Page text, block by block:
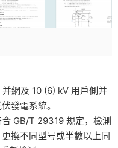
網及 10 (6) kV 用戶側并
發電系統。
GB/T 29319 規定，檢測
換不同型号或半數以上同